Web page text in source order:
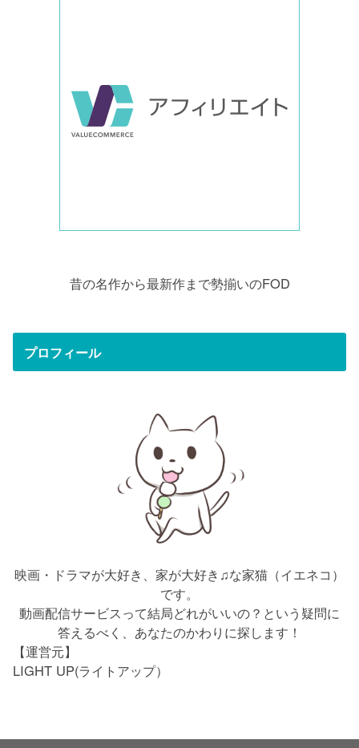
昔の名作から最新作まで勢揃いのFOD
プロフィール
映画・ドラマが大好き、家が大好き♫な家猫（イエネコ）
です。
動画配信サービスって結局どれがいいの？という疑問に
答えるべく、あなたのかわりに探します！
【運営元】
LIGHT UP(ライトアップ）